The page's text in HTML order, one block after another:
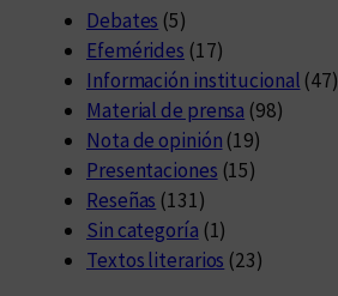
Debates (5)
Efemérides (17)
Información institucional (47)
Material de prensa (98)
Nota de opinión (19)
Presentaciones (15)
Reseñas (131)
Sin categoría (1)
Textos literarios (23)